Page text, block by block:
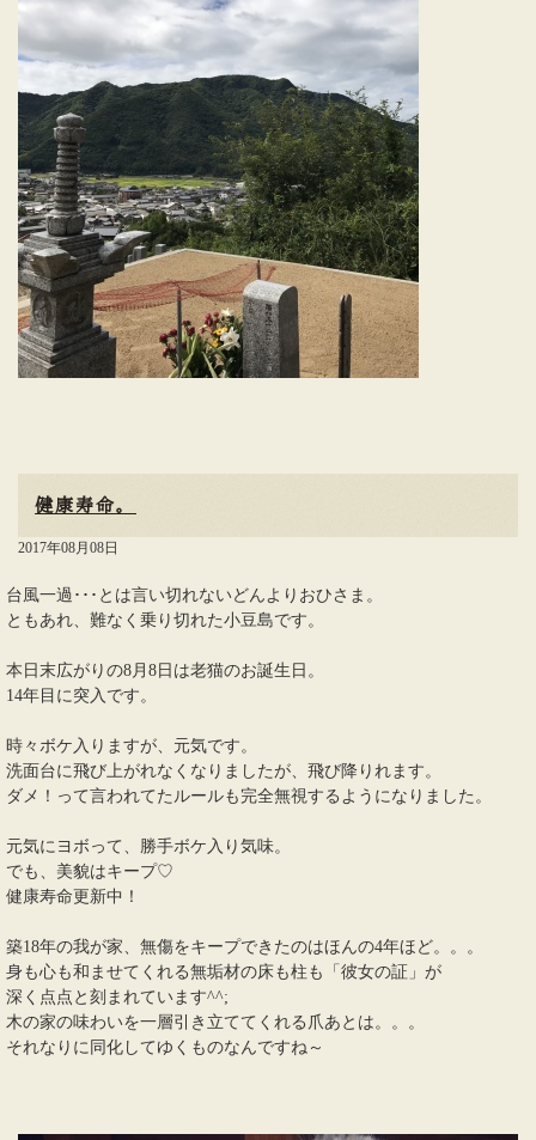
健康寿命。
2017年08月08日
台風一過･･･とは言い切れないどんよりおひさま。
ともあれ、難なく乗り切れた小豆島です。
本日末広がりの8月8日は老猫のお誕生日。
14年目に突入です。
時々ボケ入りますが、元気です。
洗面台に飛び上がれなくなりましたが、飛び降りれます。
ダメ！って言われてたルールも完全無視するようになりました。
元気にヨボって、勝手ボケ入り気味。
でも、美貌はキープ♡
健康寿命更新中！
築18年の我が家、無傷をキープできたのはほんの4年ほど。。。
身も心も和ませてくれる無垢材の床も柱も「彼女の証」が
深く点点と刻まれています^^;
木の家の味わいを一層引き立ててくれる爪あとは。。。
それなりに同化してゆくものなんですね～